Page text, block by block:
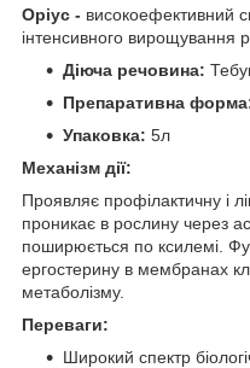
Оріус - високоефективний
інтенсивного вирощування
Діюча речовина:
Препаративна
Упаковка: 5л
Механізм дії:
Проявляє профілактичну і
проникає в рослину через
поширюється по ксилемі.
ергостерину в мембранах
метаболізму.
Переваги:
Широкий спектр